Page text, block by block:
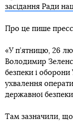
засідання Ради
Про це пише
«У п’ятницю, 26
Володимир
безпеки і оборони
ухвалення
державної
Там зазначили, що